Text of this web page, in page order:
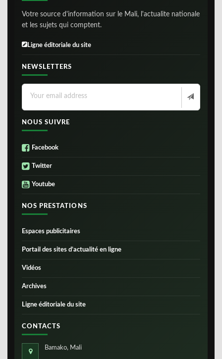
Votre source d'information sur le Mali, l'actualite nationale
et les sujets qui comptent.
Ligne éditoriale du site
NEWSLETTERS
NOUS SUIVRE
Facebook
Twitter
Youtube
NOS PRESTATIONS
Espaces publicitaires
Portail des sites d’actualité en ligne
Vidéos
Archives
Ligne éditoriale du site
CONTACTS
Bamako, Mali